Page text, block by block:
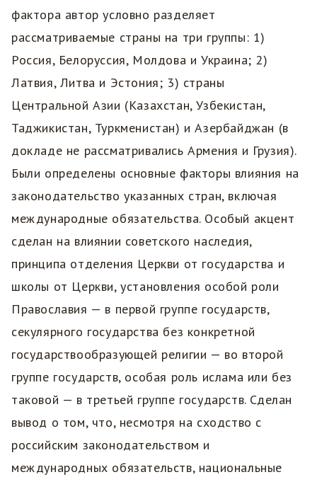
фактора автор условно разделяет
рассматриваемые страны на три группы: 1)
Россия, Белоруссия, Молдова и Украина; 2)
Латвия, Литва и Эстония; 3) страны
Центральной Азии (Казахстан, Узбекистан,
Таджикистан, Туркменистан) и Азербайджан (в
докладе не рассматривались Армения и Грузия).
Были определены основные факторы влияния на
законодательство указанных стран, включая
международные обязательства. Особый акцент
сделан на влиянии советского наследия,
принципа отделения Церкви от государства и
школы от Церкви, установления особой роли
Православия — в первой группе государств,
секулярного государства без конкретной
государствообразующей религии — во второй
группе государств, особая роль ислама или без
таковой — в третьей группе государств. Сделан
вывод о том, что, несмотря на сходство с
российским законодательством и
международных обязательств, национальные